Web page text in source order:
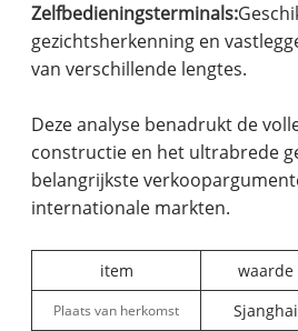
Zelfbedieningsterminals:
gezichtsherkenning en
van verschillende lengtes.
Deze analyse benadrukt de
constructie en het ultrabrede
belangrijkste
internationale markten.
item waarde
Plaats van herkomst Sjanghai